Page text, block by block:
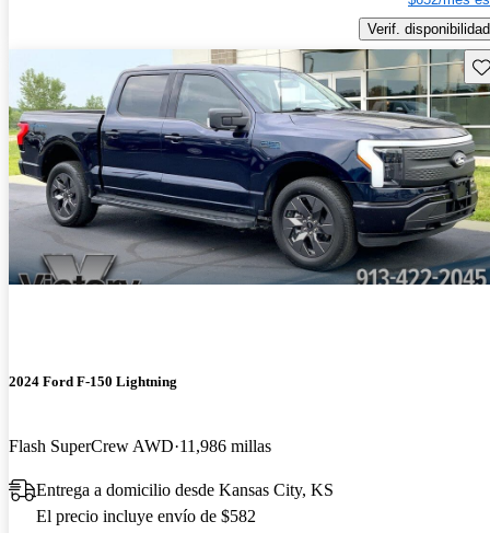
Verif. disponibilidad
2024 Ford F-150 Lightning
Flash SuperCrew AWD 11,986 millas
Entrega a domicilio desde Kansas City, KS
El precio incluye envío de $582